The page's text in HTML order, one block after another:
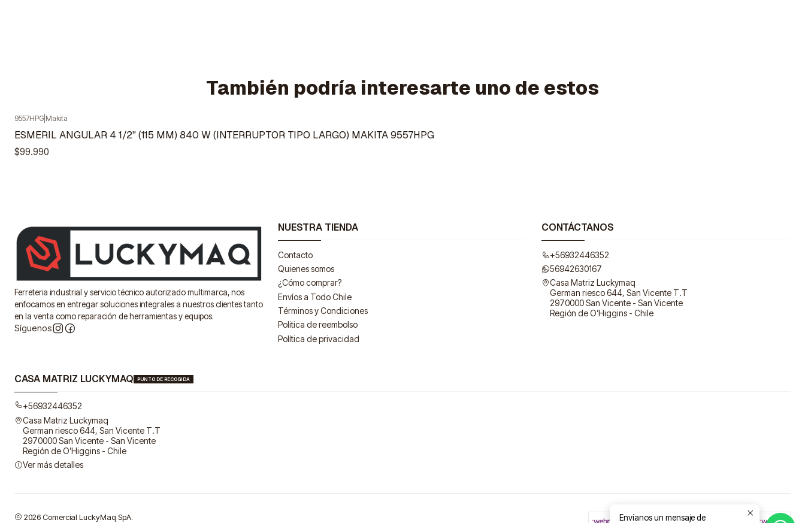
También podría interesarte uno de estos
9557HPG Makita
ESMERIL ANGULAR 4 1/2" (115 MM) 840 W (INTERRUPTOR TIPO LARGO) MAKITA 9557HPG
$99.990
Ferreteria industrial y servicio técnico autorizado multimarca, nos
enfocamos en entregar soluciones integrales a nuestros clientes tanto
en la venta como reparación de herramientas y equipos.
Síguenos
NUESTRA TIENDA
Contacto
Quienes somos
¿Cómo comprar?
Envíos a Todo Chile
Términos y Condiciones
Politica de reembolso
Política de privacidad
CONTÁCTANOS
+56932446352
56942630167
Casa Matriz Luckymaq
German riesco 644, San Vicente T.T
2970000 San Vicente - San Vicente
Región de O’Higgins - Chile
CASA MATRIZ LUCKYMAQ PUNTO DE RECOGIDA
+56932446352
Casa Matriz Luckymaq
German riesco 644, San Vicente T.T
2970000 San Vicente - San Vicente
Región de O’Higgins - Chile
Ver más detalles
2026 Comercial LuckyMaq SpA. Envíanos un mensaje de